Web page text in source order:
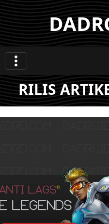
RILIS